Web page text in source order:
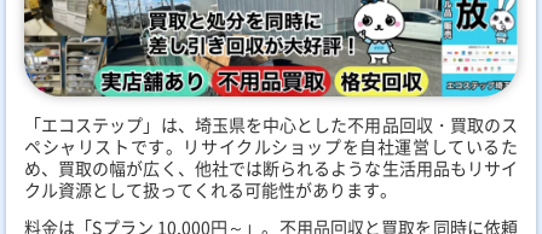
「エコステップ」は、埼玉県を中心とした不用品回収・買取のス
ペシャリストです。リサイクルショップを自社運営しているた
め、買取の幅が広く、他社では断られるような生活用品もリサイ
クル資源として扱ってくれる可能性があります。
料金は「Sプラン 10,000円～」。不用品回収と買取を同時に依頼